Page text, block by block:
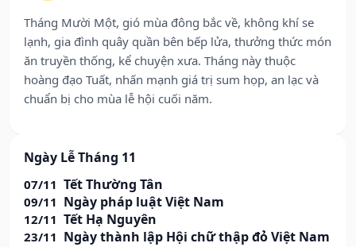
Tháng Mười Một, gió mùa đông bắc về, không khí se
lạnh, gia đình quây quần bên bếp lửa, thưởng thức món
ăn truyền thống, kể chuyện xưa. Tháng này thuộc
hoàng đạo Tuất, nhấn mạnh giá trị sum họp, an lạc và
chuẩn bị cho mùa lễ hội cuối năm.
Ngày Lễ Tháng 11
07/11 Tết Thường Tân
09/11 Ngày pháp luật Việt Nam
12/11 Tết Hạ Nguyên
23/11 Ngày thành lập Hội chữ thập đỏ Việt Nam